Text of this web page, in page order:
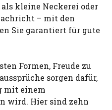
kleine Neckerei oder
– mit den
Sie garantiert für gute
Formen, Freude zu
sorgen dafür,
mit einem
wird. Hier sind zehn